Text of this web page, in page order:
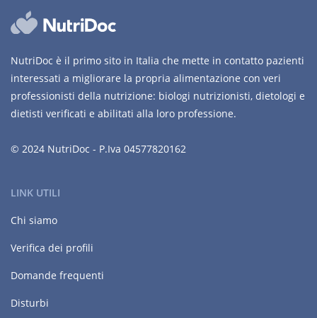
NutriDoc è il primo sito in Italia che mette in contatto pazienti
interessati a migliorare la propria alimentazione con veri
professionisti della nutrizione: biologi nutrizionisti, dietologi e
dietisti verificati e abilitati alla loro professione.
© 2024 NutriDoc - P.Iva 04577820162
LINK UTILI
Chi siamo
Verifica dei profili
Domande frequenti
Disturbi